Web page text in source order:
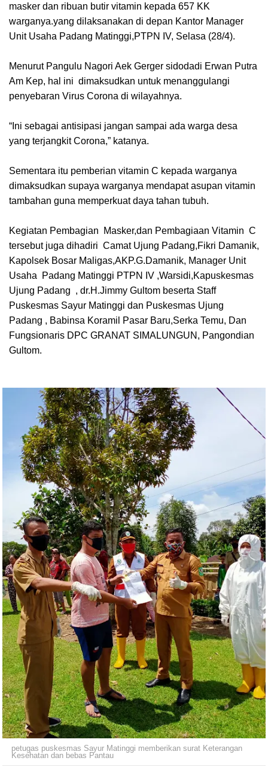
masker dan ribuan butir vitamin kepada 657 KK
warganya.yang dilaksanakan di depan Kantor Manager
Unit Usaha Padang Matinggi,PTPN IV, Selasa (28/4).
Menurut Pangulu Nagori Aek Gerger sidodadi Erwan Putra
Am Kep, hal ini dimaksudkan untuk menanggulangi
penyebaran Virus Corona di wilayahnya.
“Ini sebagai antisipasi jangan sampai ada warga desa
yang terjangkit Corona,” katanya.
Sementara itu pemberian vitamin C kepada warganya
dimaksudkan supaya warganya mendapat asupan vitamin
tambahan guna memperkuat daya tahan tubuh.
Kegiatan Pembagian Masker,dan Pembagiaan Vitamin C
tersebut juga dihadiri Camat Ujung Padang,Fikri Damanik,
Kapolsek Bosar Maligas,AKP.G.Damanik, Manager Unit
Usaha Padang Matinggi PTPN IV ,Warsidi,Kapuskesmas
Ujung Padang , dr.H.Jimmy Gultom beserta Staff
Puskesmas Sayur Matinggi dan Puskesmas Ujung
Padang , Babinsa Koramil Pasar Baru,Serka Temu, Dan
Fungsionaris DPC GRANAT SIMALUNGUN, Pangondian
Gultom.
petugas puskesmas Sayur Matinggi memberikan surat Keterangan
Kesehatan dan bebas Pantau